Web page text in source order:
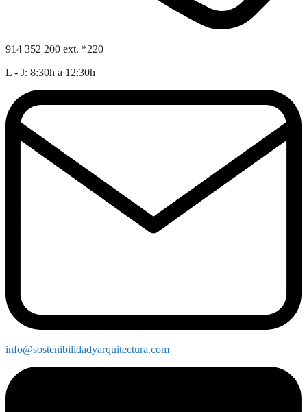
914 352 200 ext. *220
L - J: 8:30h a 12:30h
info@sostenibilidadyarquitectura.com